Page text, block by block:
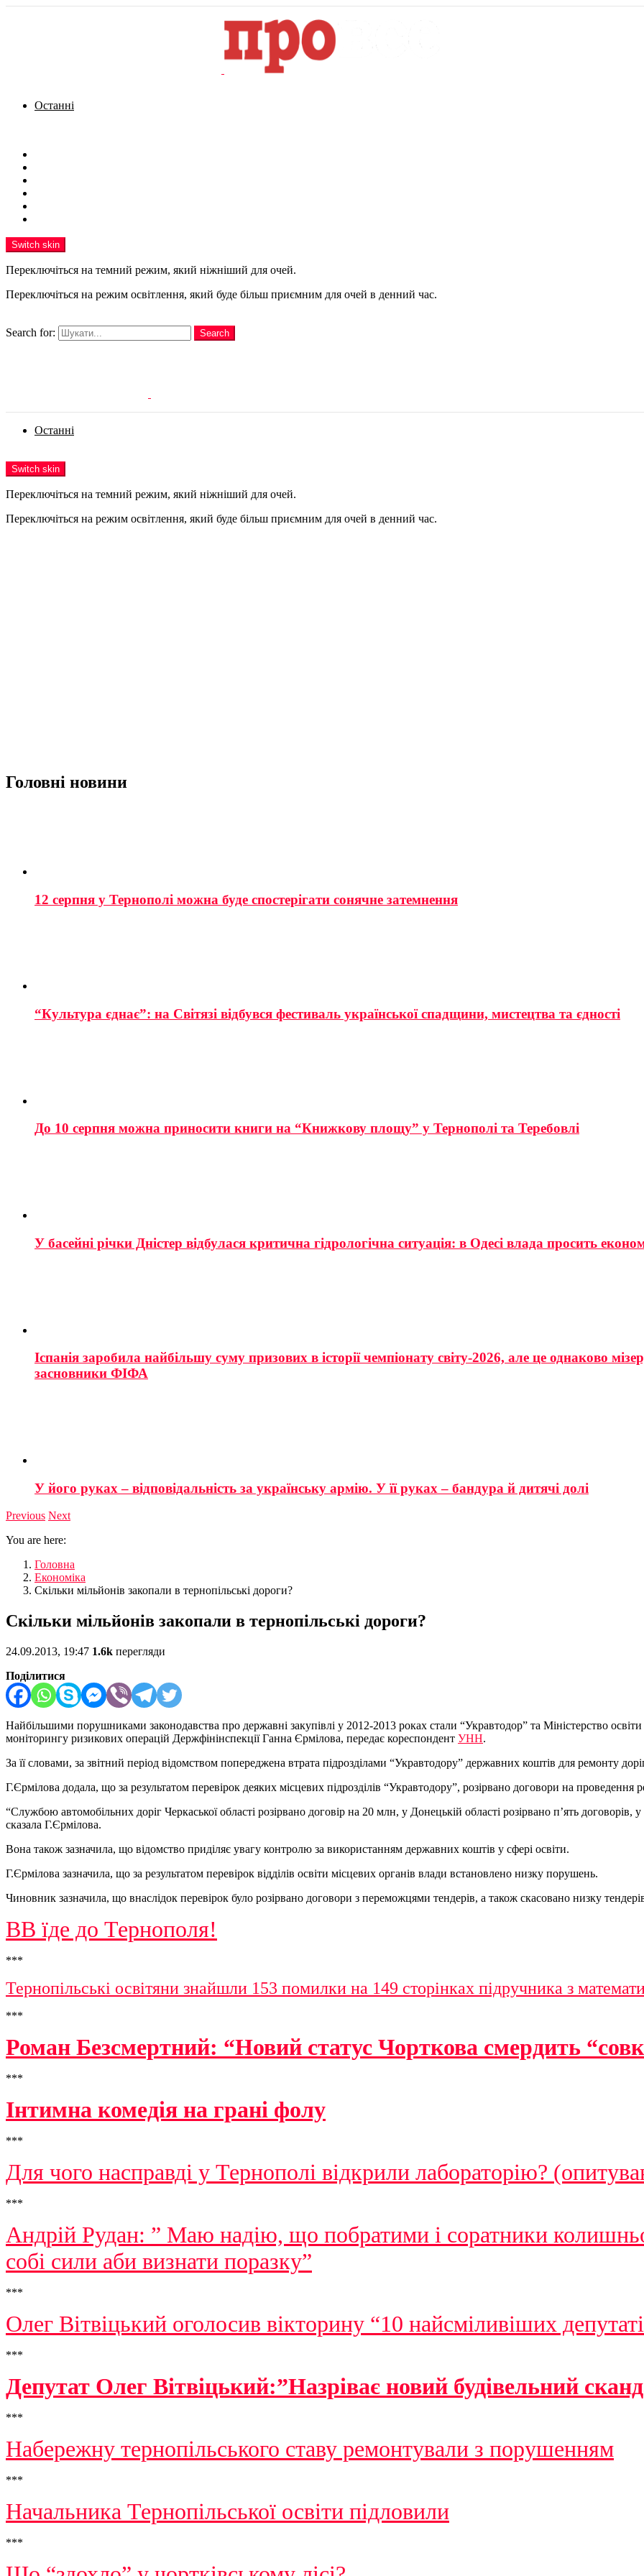
Останні
Switch skin
Переключіться на темний режим, який ніжніший для очей.
Переключіться на режим освітлення, який буде більш приємним для очей в денний час.
Search for:
Search
Останні
Switch skin
Переключіться на темний режим, який ніжніший для очей.
Переключіться на режим освітлення, який буде більш приємним для очей в денний час.
Головні новини
12 серпня у Тернополі можна буде спостерігати сонячне затемнення
“Культура єднає”: на Світязі відбувся фестиваль української спадщини, мистецтва та єдності
До 10 серпня можна приносити книги на “Книжкову площу” у Тернополі та Теребовлі
У басейні річки Дністер відбулася критична гідрологічна ситуація: в Одесі влада просить
Іспанія заробила найбільшу суму призових в історії чемпіонату світу-2026, але це однаково
засновники ФІФА
У його руках – відповідальність за українську армію. У її руках – бандура й дитячі долі
Previous Next
You are here:
Головна
Економіка
Скільки мільйонів закопали в тернопільські дороги?
Скільки мільйонів закопали в тернопільські дороги?
24.09.2013, 19:47 1.6k перегляди
Поділитися
Найбільшими порушниками законодавства про державні закупівлі у 2012-2013 роках стали “Укравтодор” та Міністерство
моніторингу ризикових операцій Держфінінспекції Ганна Єрмілова, передає кореспондент УНН.
За її словами, за звітний період відомством попереджена втрата підрозділами “Укравтодору” державних коштів для ремонту
Г.Єрмілова додала, що за результатом перевірок деяких місцевих підрозділів “Укравтодору”, розірвано договори на проведення
“Службою автомобільних доріг Черкаської області розірвано договір на 20 млн, у Донецькій області розірвано п’ять договорів,
сказала Г.Єрмілова.
Вона також зазначила, що відомство приділяє увагу контролю за використанням державних коштів у сфері освіти.
Г.Єрмілова зазначила, що за результатом перевірок відділів освіти місцевих органів влади встановлено низку порушень.
Чиновник зазначила, що внаслідок перевірок було розірвано договори з переможцями тендерів, а також скасовано низку
ВВ їде до Тернополя!
***
Тернопільські освітяни знайшли 153 помилки на 149 сторінках підручника з
***
Роман Безсмертний: “Новий статус Чорткова смердить
***
Інтимна комедія на грані фолу
***
Для чого насправді у Тернополі відкрили лабораторію?
***
Андрій Рудан: ” Маю надію, що побратими і соратники
собі сили аби визнати поразку”
***
Олег Вітвіцький оголосив вікторину “10 найсміливіших
***
Депутат Олег Вітвіцький:”Назріває новий будівельний
***
Набережну тернопільського ставу ремонтували з порушенням
***
Начальника Тернопільської освіти підловили
***